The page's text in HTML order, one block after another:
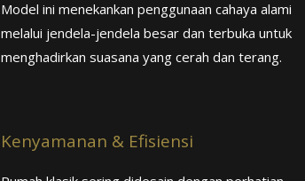
Model ini menekankan penggunaan cahaya alami
melalui jendela-jendela besar dan terbuka untuk
menghadirkan suasana yang cerah dan terang.
Kenyamanan & Efisiensi